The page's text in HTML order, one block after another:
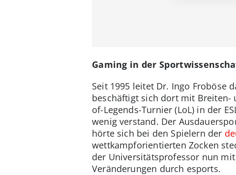
Gaming in der
Seit 1995 leitet Dr. Ingo Froböse
beschäftigt sich dort mit Breiten-
of-Legends-Turnier (LoL) in der
wenig verstand. Der
hörte sich bei den Spielern der
wettkampforientierten Zocken
der Universitätsprofessor nun
Veränderungen durch esports.